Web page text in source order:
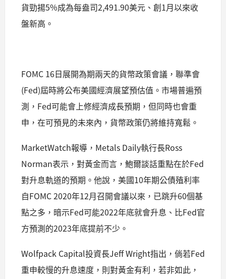
貨勁揚5%成為每盎司2,491.90美元、創1月以來收
盤新高。
FOMC 16日展開為期兩天的貨幣政策會議，聯準會
(Fed)屆時將公布美國經濟展望預估值。市場普遍預
測，Fed可能會上修經濟成長預期，但同時也會重
申，在可預見的未來內，貨幣政策仍將維持寬鬆。
MarketWatch報導，Metals Daily執行長Ross
Norman表示，對黃金而言，鮑爾談話重點在於Fed
對升息軌道的預期。他說，美國10年期公債殖利率
自FOMC 2020年12月召開會議以來，已跳升60個基
點之多，暗示Fed可能2022年底就會升息、比Fed官
方預測的2023年底提前不少。
Wolfpack Capital投資長Jeff Wright指出，倘若Fed
重申較慢的升息速度，則對黃金有利，若非如此，